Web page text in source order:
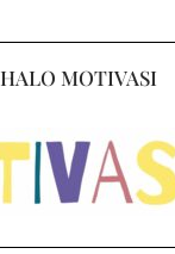
HALO MOTIVASI